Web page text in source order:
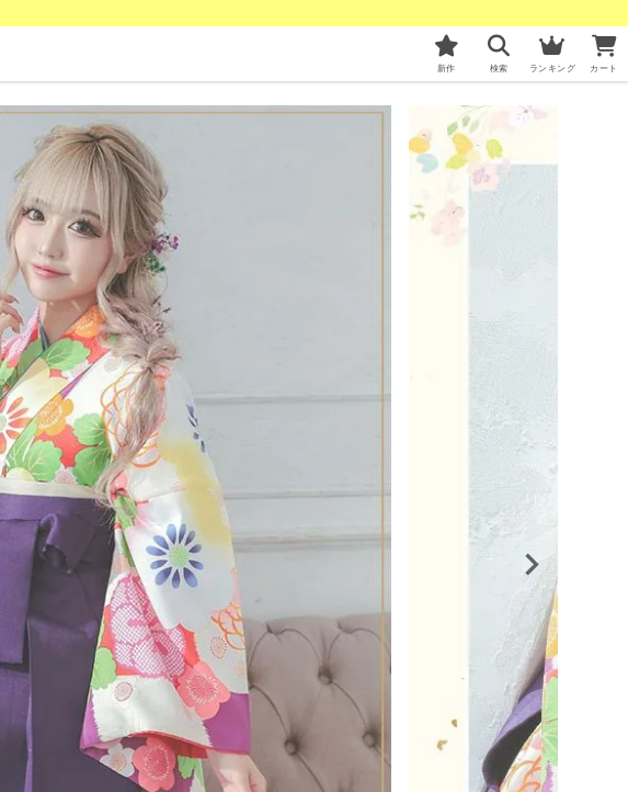
新作 検索 ランキング カート